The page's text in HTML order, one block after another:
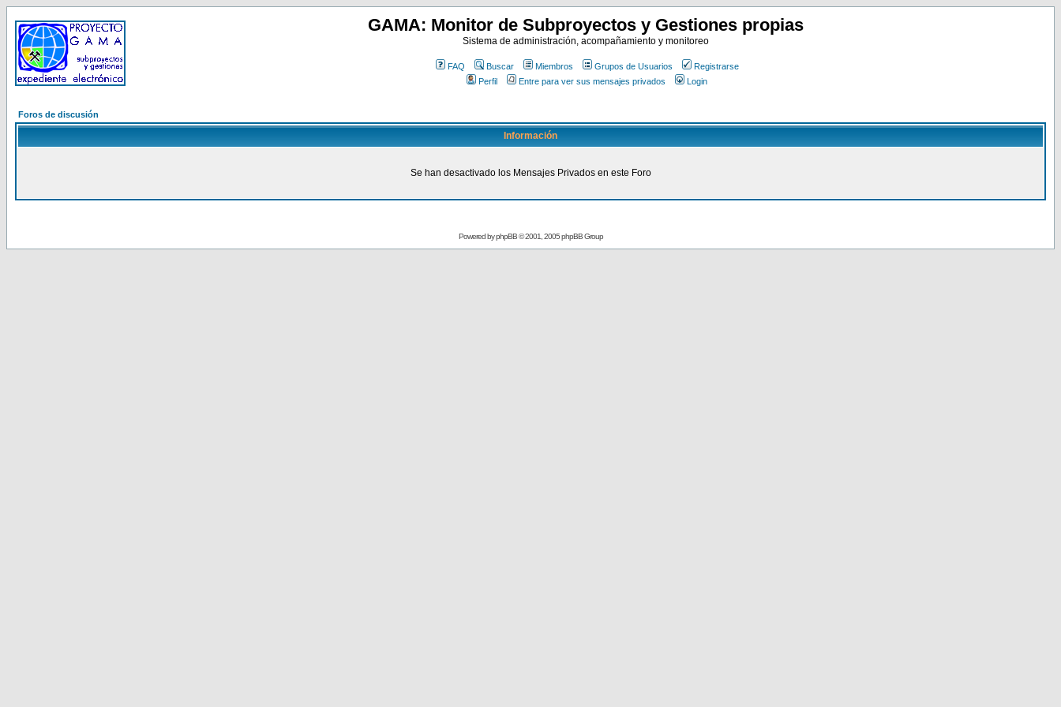
GAMA: Monitor de Subproyectos y Gestiones propias
Sistema de administración, acompañamiento y monitoreo
FAQ Buscar Miembros Grupos de Usuarios
Registrarse
Perfil
Entre para ver sus mensajes privados Login
Foros de discusión
Información
Se han desactivado los Mensajes Privados en este Foro
Powered byphpBB© 2001, 2005 phpBB Group